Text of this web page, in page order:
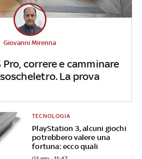
Pro, correre e camminare
La prova
Giovanni Mirenna
PlayStation 3, alcuni giochi
potrebbero valere una
fortuna: ecco quali
TECNOLOGIA